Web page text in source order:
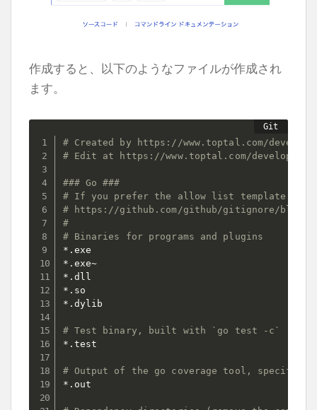
作成すると、以下のようなファイルが作成され
ます。
# Created by https://www.toptal.com/
# Edit at https://www.toptal.com/developers/
### Go ###
# If you prefer the allow list template
# https://github.com/github/gitignore/blob/
#
# Binaries for programs and plugins
*.exe
*.exe~
*.dll
*.so
*.dylib
# Test binary, built with `go test -c`
*.test
# Output of the go coverage tool,
*.out